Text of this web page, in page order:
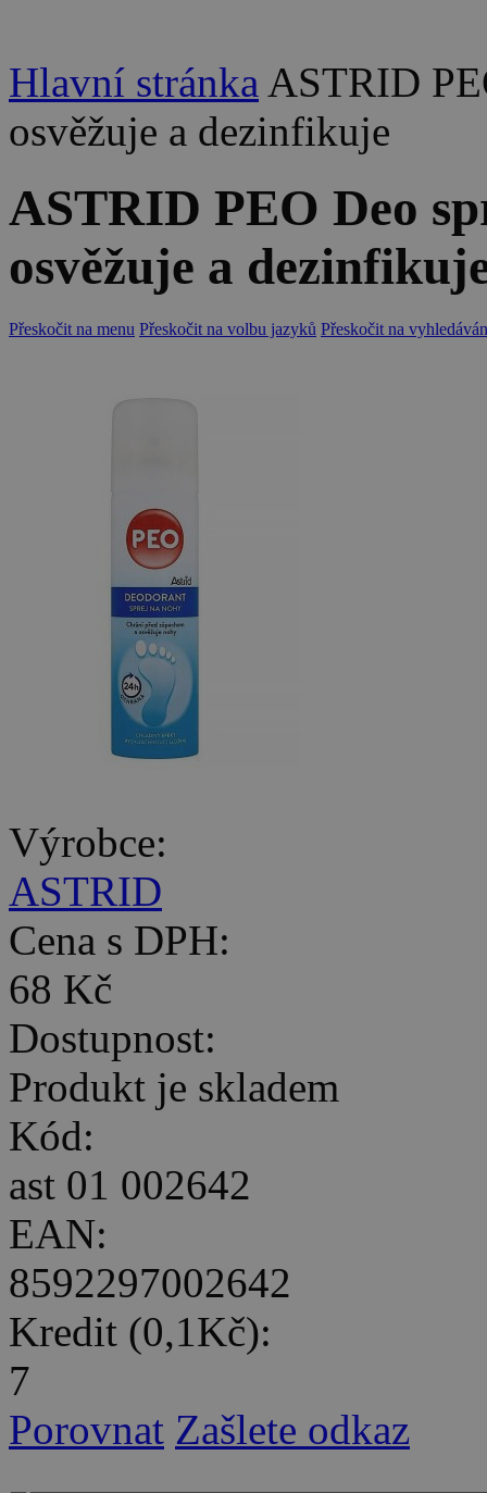
Hlavní stránka ASTRID
osvěžuje a dezinfikuje
ASTRID PEO Deo
osvěžuje a
Přeskočit na menu Přeskočit na volbu jazyků Přeskočit na
Výrobce:
ASTRID
Cena s DPH:
68 Kč
Dostupnost:
Produkt je skladem
Kód:
ast 01 002642
EAN:
8592297002642
Kredit (0,1Kč):
7
Porovnat Zašlete odkaz